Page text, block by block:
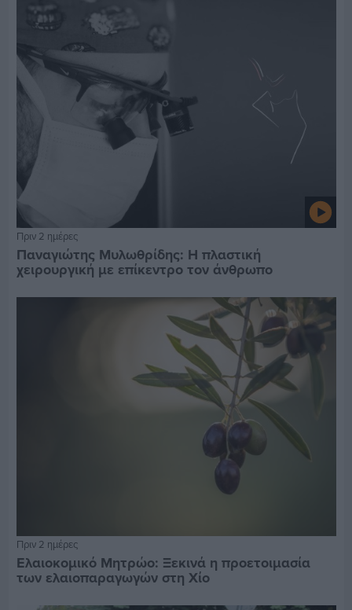
Πριν 2 ημέρες
Παναγιώτης Μυλωθρίδης: Η πλαστική
χειρουργική με επίκεντρο τον άνθρωπο
Πριν 2 ημέρες
Ελαιοκομικό Μητρώο: Ξεκινά η προετοιμασία
των ελαιοπαραγωγών στη Χίο